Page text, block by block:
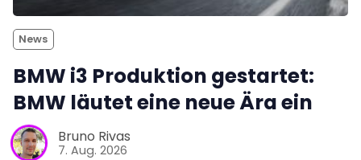
News
BMW i3 Produktion gestartet:
BMW läutet eine neue Ära ein
Bruno Rivas
7. Aug. 2026